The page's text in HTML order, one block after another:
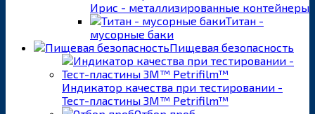
Ирис - металлизированные контейнеры
Титан -
мусорные баки
Пищевая безопасность
Индикатор качества при тестировании -
Тест-пластины 3M™ Petrifilm™